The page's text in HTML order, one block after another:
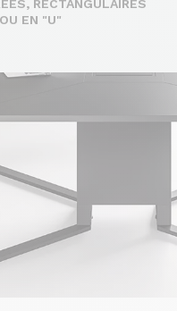
RECTANGULAIRES
OU EN "U"